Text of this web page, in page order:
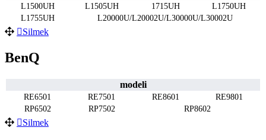
L1500UH L1505UH 1715UH
L1750UH
L1755UH
L20000U/L20002U/L30000U/L30002U
Silmek
BenQ
modeli
RE6501 RE7501 RE8601
RE9801
RP6502
RP7502 RP8602
Silmek